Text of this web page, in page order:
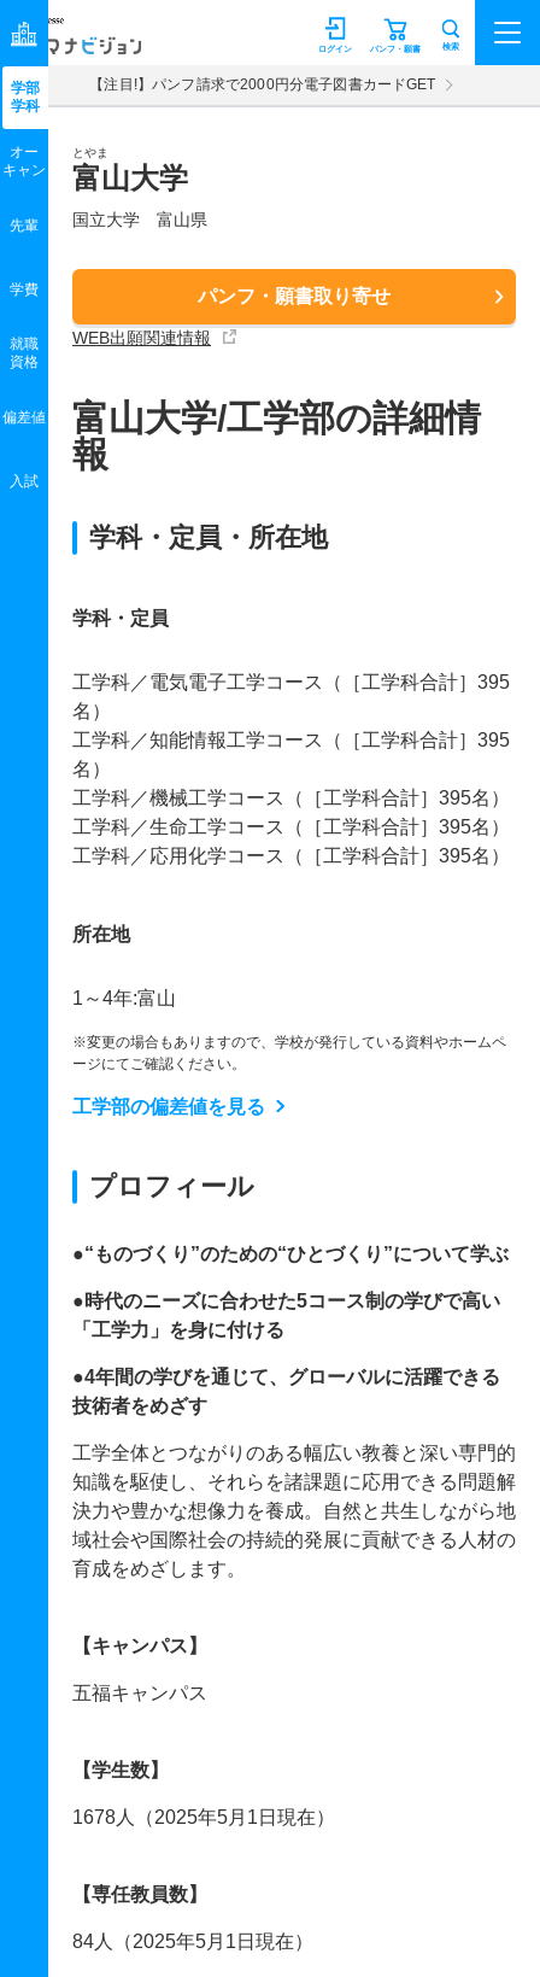
マナビジョン パンフ・願書
ログイン 検索
【注目!】パンフ請求で2000円分電子図書カードGET
とやま
富山大学
国立大学 富山県
パンフ・願書取り寄せ
WEB出願関連情報
学部
学科
オー
キャン
先輩
学費
就職
資格
偏差値
入試
富山大学/工学部の詳細情
報
学科・定員・所在地
学科・定員
工学科／電気電子工学コース（［工学科合計］395
名）
工学科／知能情報工学コース（［工学科合計］395
名）
工学科／機械工学コース（［工学科合計］395名）
工学科／生命工学コース（［工学科合計］395名）
工学科／応用化学コース（［工学科合計］395名）
所在地
1～4年:富山
※変更の場合もありますので、学校が発行している資料やホームペ
ージにてご確認ください。
工学部の偏差値を見る
プロフィール
●“ものづくり”のための“ひとづくり”について学ぶ
●時代のニーズに合わせた5コース制の学びで高い
「工学力」を身に付ける
●4年間の学びを通じて、グローバルに活躍できる
技術者をめざす
工学全体とつながりのある幅広い教養と深い専門的
知識を駆使し、それらを諸課題に応用できる問題解
決力や豊かな想像力を養成。自然と共生しながら地
域社会や国際社会の持続的発展に貢献できる人材の
育成をめざします。
【キャンパス】
五福キャンパス
【学生数】
1678人（2025年5月1日現在）
【専任教員数】
84人（2025年5月1日現在）